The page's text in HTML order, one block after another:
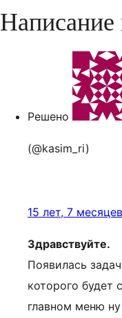
Написание
Решено
(@kasim_ri)
15 лет, 7
Здравствуйте.
Появилась
которого будет
главном меню